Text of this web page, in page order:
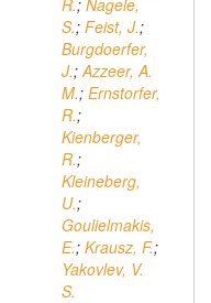
R.; Nagele,
S.; Feist, J.;
Burgdoerfer,
J.;Azzeer, A.
M.; Ernstorfer,
R.;
Kienberger,
R.;
Kleineberg,
U.;
Goulielmakis,
E.; Krausz, F.;
Yakovlev, V.
S.